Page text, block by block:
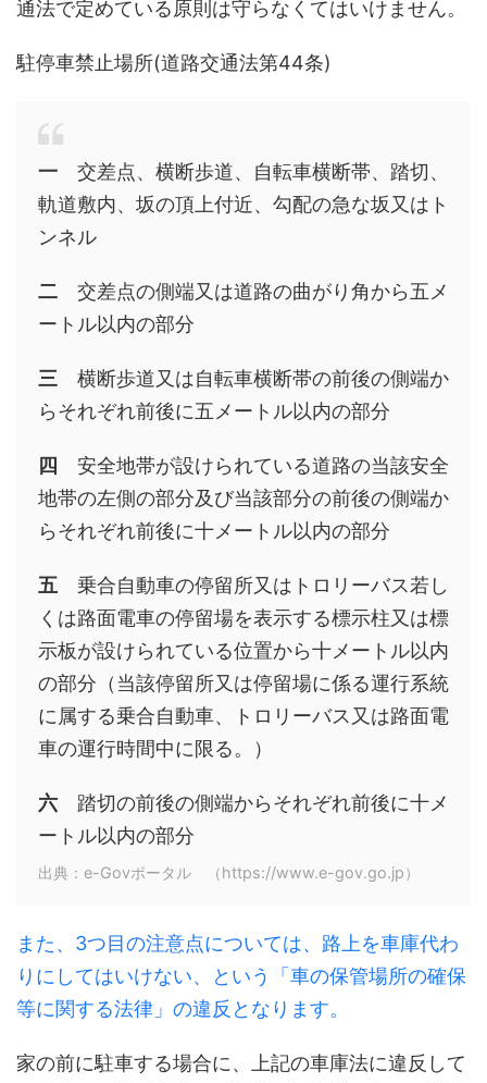
通法で定めている原則は守らなくてはいけません。
駐停車禁止場所(道路交通法第44条)
一 交差点、横断歩道、自転車横断帯、踏切、
軌道敷内、坂の頂上付近、勾配の急な坂又はト
ンネル
二 交差点の側端又は道路の曲がり角から五メ
ートル以内の部分
三 横断歩道又は自転車横断帯の前後の側端か
らそれぞれ前後に五メートル以内の部分
四
安全地帯が設けられている道路の当該安全
地帯の左側の部分及び当該部分の前後の側端か
らそれぞれ前後に十メートル以内の部分
五 乗合自動車の停留所又はトロリーバス若し
くは路面電車の停留場を表示する標示柱又は標
示板が設けられている位置から十メートル以内
の部分（当該停留所又は停留場に係る運行系統
に属する乗合自動車、トロリーバス又は路面電
車の運行時間中に限る。）
六 踏切の前後の側端からそれぞれ前後に十メ
ートル以内の部分
出典：e-Govポータル （https://www.e-gov.go.jp）
また、3つ目の注意点については、路上を車庫代わ
りにしてはいけない、という「車の保管場所の確保
等に関する法律」の違反となります。
家の前に駐車する場合に、上記の車庫法に違反して